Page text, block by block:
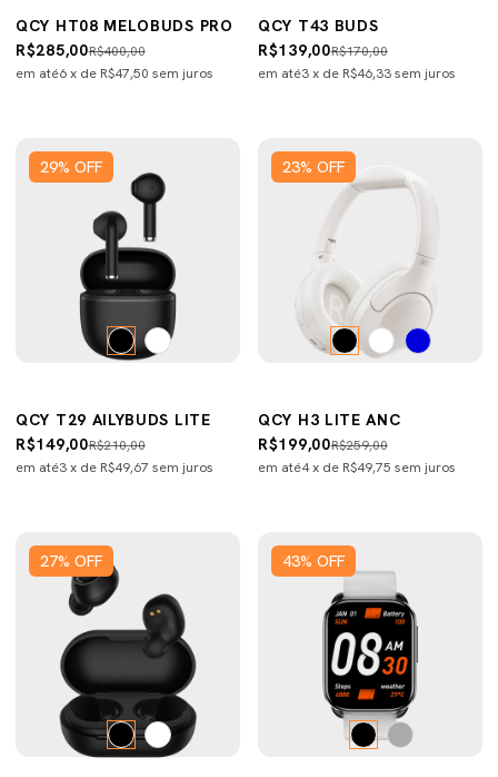
QCY HT08 MELOBUDS PRO
R$400,00
R$285,00
em até6x de R$47,50 sem juros
QCY T43 BUDS
R$170,00
R$139,00
em até3x de R$46,33sem juros
29% OFF
QCY T29 AILYBUDS LITE
R$210,00
R$149,00
em até3x de R$49,67 sem juros
23% OFF
QCY H3 LITE ANC
R$259,00
R$199,00
em até4x de R$49,75 sem juros
27% OFF 43% OFF